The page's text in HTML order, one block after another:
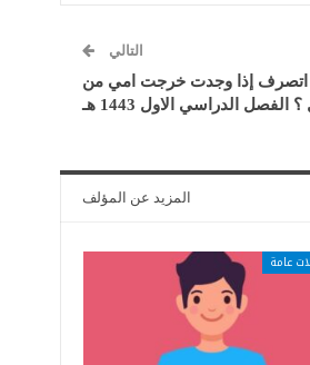
التالي
اتصرف إذا وجدت خرجت امي من
الفصل الدراسي الاول 1443 هـ
المزيد عن المؤلف
عامة